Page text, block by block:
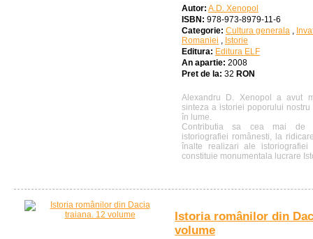
Autor: A.D. Xenopol
ISBN: 978-973-8979-11-6
Categorie: Cultura generala ,
Romaniei , Istorie
Editura: Editura ELF
An apartie: 2008
Pret de la: 32 RON
Alexandru D. Xenopol a avut
sinteza a istoriei poporului
în lume.
Contributia sa cea mai de
istoriografiei românesti, la
înalte realizari ale
constituie monumentala lucrare
Istoria românilor din
volume